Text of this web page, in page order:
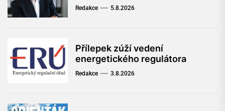
Redakce 5.8.2026
Přílepek zúží vedení
energetického regulátora
Redakce 3.8.2026